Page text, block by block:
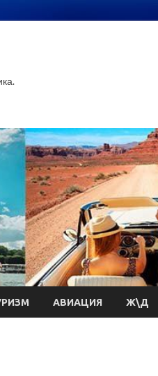
АВИАЦИЯ Ж\Д